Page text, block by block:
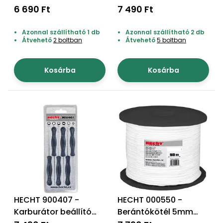
50m
6 690 Ft
Azonnal szállítható 1 db
Átvehető2 boltban
Kosárba
7 490 Ft
Azonnal szállítható 2 db
Átvehető5 boltban
Kosárba
HECHT 900407 -
Karburátor beállító
HECHT 000550 -
Berántókötél 5mm